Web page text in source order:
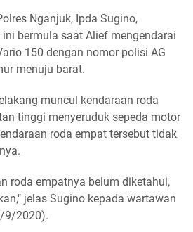
Nganjuk, Ipda Sugino,
bermula saat Alief mengendarai
150 dengan nomor polisi AG
menuju barat.
muncul kendaraan roda
tinggi menyeruduk sepeda motor
roda empat tersebut tidak
roda empatnya belum diketahui,
jelas Sugino kepada wartawan
9/2020).